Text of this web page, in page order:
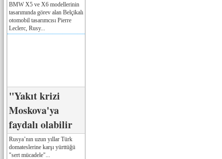
BMW X5 ve X6 modellerinin
tasarımında görev alan Belçikalı
otomobil tasarımcısı Pierre
Leclerc, Rusy...
"Yakıt krizi
Moskova'ya
faydalı olabilir
Rusya’nın uzun yıllar Türk
domateslerine karşı yürttüğü
"sert mücadele"...